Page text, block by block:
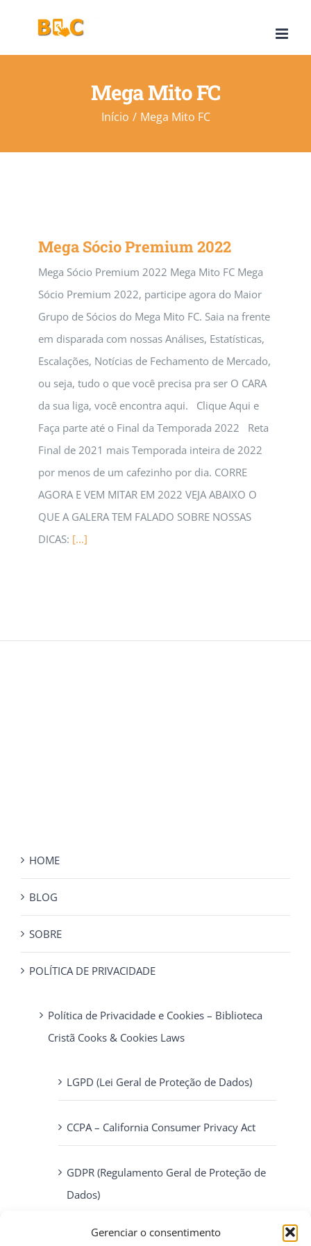
Gerenciar o consentimento
o
Mega Mito FC
Início Mega Mito FC
Mega Sócio Premium 2022
Mega Sócio Premium 2022 Mega Mito FC Mega
Sócio Premium 2022, participe agora do Maior
Grupo de Sócios do Mega Mito FC. Saia na frente
em disparada com nossas Análises, Estatísticas,
Escalações, Notícias de Fechamento de Mercado,
ou seja, tudo o que você precisa pra ser O CARA
da sua liga, você encontra aqui. Clique Aqui e
Faça parte até o Final da Temporada 2022 Reta
Final de 2021 mais Temporada inteira de 2022
por menos de um cafezinho por dia. CORRE
AGORA E VEM MITAR EM 2022 VEJA ABAIXO O
QUE A GALERA TEM FALADO SOBRE NOSSAS
DICAS: [...]
HOME
BLOG
SOBRE
POLÍTICA DE PRIVACIDADE
Política de Privacidade e Cookies – Biblioteca
Cristã Cooks & Cookies Laws
LGPD (Lei Geral de Proteção de Dados)
CCPA – California Consumer Privacy Act
GDPR (Regulamento Geral de Proteção de
Dados)
ePrivacy Directive (Diretiva ePrivacidade)